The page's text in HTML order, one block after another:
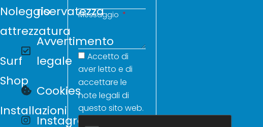
Noleggio
attrezzatura
Surf
Shop
Installazioni
riservatezza
Avvertimento
legale
Cookies
Instagram
Messaggio
Accetto di
aver letto e di
accettare le
note legali di
questo sito web.